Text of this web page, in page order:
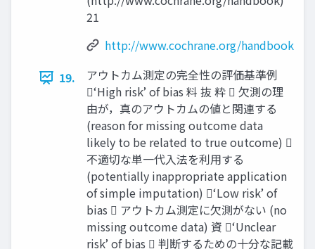
21
http://www.cochrane.org/handbook
19.
アウトカム測定の完全性の評価基準例
‘High risk’ of bias 料 抜 粋  欠測の理
由が，真のアウトカムの値と関連する
(reason for missing outcome data
likely to be related to true outcome) 
不適切な単一代⼊法を利⽤する
(potentially inappropriate application
of simple imputation) ‘Low risk’ of
bias  アウトカム測定に欠測がない (no
missing outcome data) 資 ‘Unclear
risk’ of bias  判断するための十分な記載